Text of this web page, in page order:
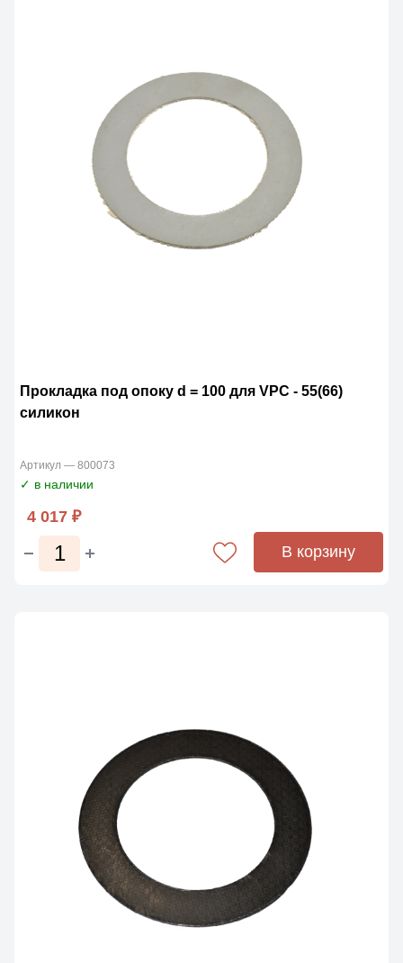
Прокладка под опоку d = 100 для VPC - 55(66)
силикон
Артикул — 800073
✓ в наличии
4 017 ₽
В корзину